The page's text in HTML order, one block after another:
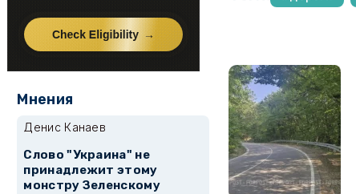
Мнения
Денис Канаев
Слово "Украина" не
принадлежит этому
монстру Зеленскому